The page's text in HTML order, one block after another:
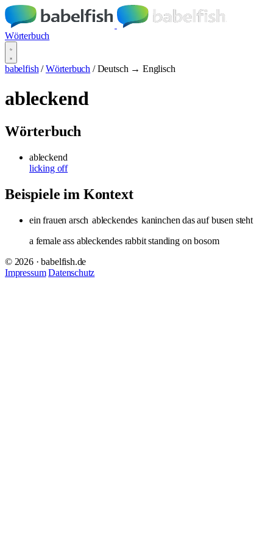
Wörterbuch
babelfish / Wörterbuch / Deutsch → Englisch
ableckend
Wörterbuch
ableckend
licking off
Beispiele im Kontext
ein frauen arsch ableckendes kaninchen das auf busen steht
a female ass ableckendes rabbit standing on bosom
© 2026 · babelfish.de
Impressum Datenschutz